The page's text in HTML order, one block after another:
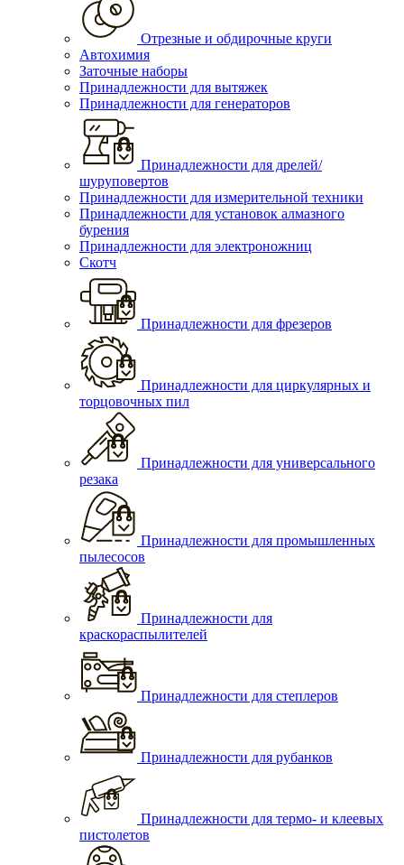
Отрезные и обдирочные круги
Автохимия
Заточные наборы
Принадлежности для вытяжек
Принадлежности для генераторов
Принадлежности для дрелей/
шуруповертов
Принадлежности для измерительной техники
Принадлежности для установок алмазного
бурения
Принадлежности для электроножниц
Скотч
Принадлежности для фрезеров
Принадлежности для циркулярных и
торцовочных пил
Принадлежности для универсального
резака
Принадлежности для промышленных
пылесосов
Принадлежности для
краскораспылителей
Принадлежности для степлеров
Принадлежности для рубанков
Принадлежности для термо- и клеевых
пистолетов